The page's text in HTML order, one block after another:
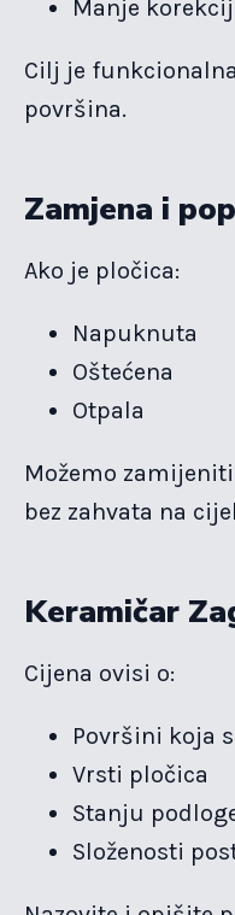
Manje
Cilj je
površina.
Zamjena i
Ako je pločica:
Napuknuta
Oštećena
Otpala
Možemo
bez zahvata na
Keramičar
Cijena ovisi o:
Površini koja
Vrsti pločica
Stanju
Složenosti